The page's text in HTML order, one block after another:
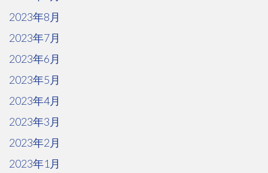
2023年8月
2023年7月
2023年6月
2023年5月
2023年4月
2023年3月
2023年2月
2023年1月